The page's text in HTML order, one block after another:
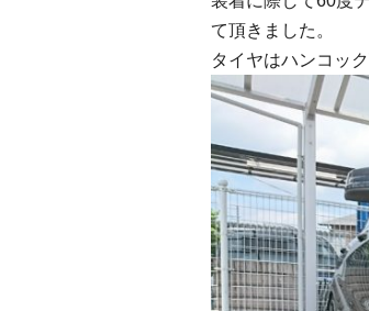
て頂きました。
タイヤはハンコッ